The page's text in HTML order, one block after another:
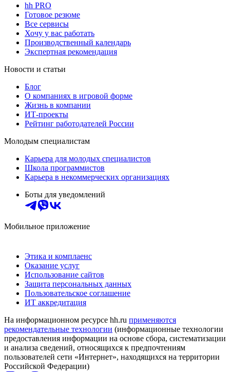
hh PRO
Готовое резюме
Все сервисы
Хочу у вас работать
Производственный календарь
Экспертная рекомендация
Новости и статьи
Блог
О компаниях в игровой форме
Жизнь в компании
ИТ-проекты
Рейтинг работодателей России
Молодым специалистам
Карьера для молодых специалистов
Школа программистов
Карьера в некоммерческих организациях
Боты для уведомлений
Мобильное приложение
Этика и комплаенс
Оказание услуг
Использование сайтов
Защита персональных данных
Пользовательское соглашение
ИТ аккредитация
На информационном ресурсе hh.ru применяются
рекомендательные технологии (информационные технологии
предоставления информации на основе сбора, систематизации
и анализа сведений, относящихся к предпочтениям
пользователей сети «Интернет», находящихся на территории
Российской Федерации)